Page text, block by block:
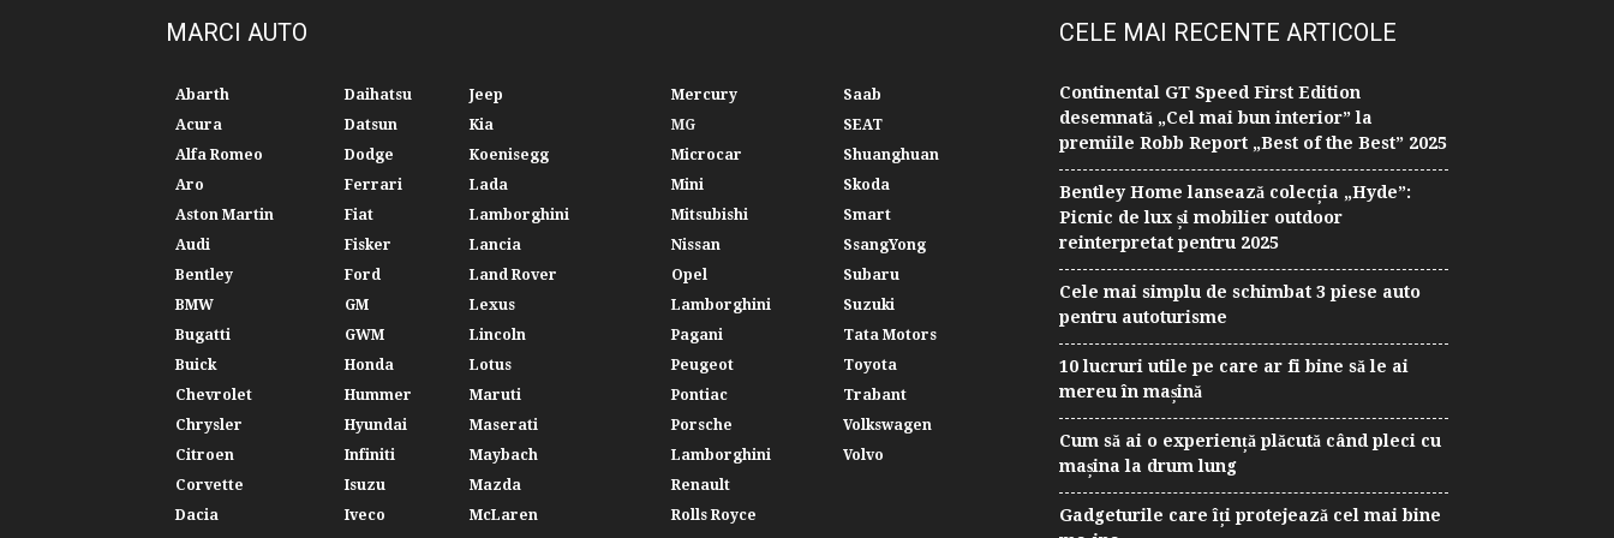
MARCI AUTO
Abarth Daihatsu Jeep Mercury
Saab
Acura
Datsun Kia MG
SEAT
Alfa Romeo
Dodge Koenisegg Microcar
Shuanghuan
Aro
Ferrari Lada Mini
Skoda
Aston Martin
Fiat Lamborghini Mitsubishi
Smart
Audi
Fisker Lancia Nissan
SsangYong
Bentley
Ford Land Rover Opel
Subaru
BMW
GM Lexus Lamborghini
Suzuki
Bugatti
GWM Lincoln Pagani
Tata Motors
Buick
Honda Lotus Peugeot
Toyota
Chevrolet
Hummer Maruti Pontiac
Trabant
Chrysler
Hyundai Maserati Porsche
Volkswagen
Citroen
Infiniti Maybach Lamborghini
Volvo
Corvette
Isuzu Mazda
Renault
Dacia
Iveco McLaren
Rolls Royce
CELE MAI RECENTE ARTICOLE
Continental GT Speed First Edition
desemnată „Cel mai bun interior” la
premiile Robb Report „Best of the Best” 2025
Bentley Home lansează colecția „Hyde”:
Picnic de lux și mobilier outdoor
reinterpretat pentru 2025
Cele mai simplu de schimbat 3 piese auto
pentru autoturisme
10 lucruri utile pe care ar fi bine să le ai
mereu în mașină
Cum să ai o experiență plăcută când pleci cu
mașina la drum lung
Gadgeturile care îți protejează cel mai bine